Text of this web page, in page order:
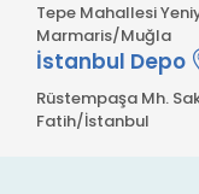
Tepe Mahallesi
Marmaris/Muğla
İstanbul Depo
Rüstempaşa Mh.
Fatih/İstanbul